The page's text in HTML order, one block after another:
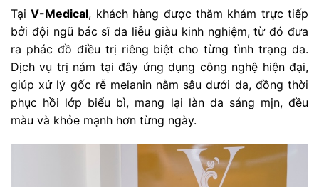
TạiV-Medical, khách hàng được thăm khám trực tiếp
bởi đội ngũ bác sĩ da liễu giàu kinh nghiệm, từ đó đưa
ra phác đồ điều trị riêng biệt cho từng tình trạng da.
Dịch vụ trị nám tại đây ứng dụng công nghệ hiện đại,
giúp xử lý gốc rễ melanin nằm sâu dưới da, đồng thời
phục hồi lớp biểu bì, mang lại làn da sáng mịn, đều
màu và khỏe mạnh hơn từng ngày.